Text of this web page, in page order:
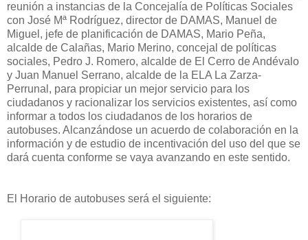
reunión a instancias de la Concejalía de Políticas Sociales
con José Mª Rodríguez, director de DAMAS, Manuel de
Miguel, jefe de planificación de DAMAS, Mario Peña,
alcalde de Calañas, Mario Merino, concejal de políticas
sociales, Pedro J. Romero, alcalde de El Cerro de Andévalo
y Juan Manuel Serrano, alcalde de la ELA La Zarza-
Perrunal, para propiciar un mejor servicio para los
ciudadanos y racionalizar los servicios existentes, así como
informar a todos los ciudadanos de los horarios de
autobuses. Alcanzándose un acuerdo de colaboración en la
información y de estudio de incentivación del uso del que se
dará cuenta conforme se vaya avanzando en este sentido.
El Horario de autobuses será el siguiente: